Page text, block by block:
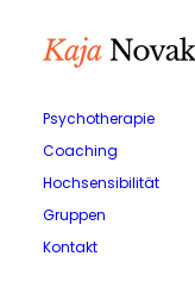
Psychotherapie
Coaching
Hochsensibilität
Gruppen
Kontakt